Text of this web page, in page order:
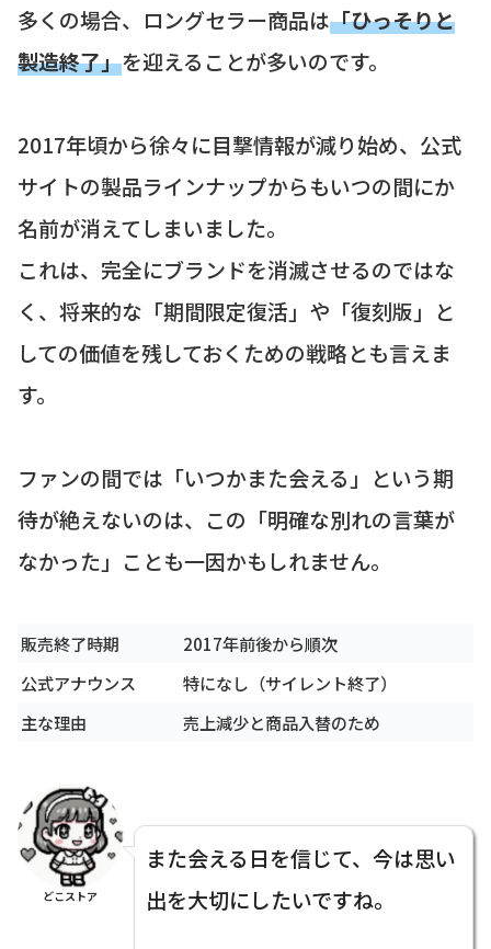
多くの場合、ロングセラー商品は「ひっそりと
製造終了」を迎えることが多いのです。
2017年頃から徐々に目撃情報が減り始め、公式
サイトの製品ラインナップからもいつの間にか
名前が消えてしまいました。
これは、完全にブランドを消滅させるのではな
く、将来的な「期間限定復活」や「復刻版」と
しての価値を残しておくための戦略とも言えま
す。
ファンの間では「いつかまた会える」という期
待が絶えないのは、この「明確な別れの言葉が
なかった」ことも一因かもしれません。
販売終了時期
2017年前後から順次
公式アナウンス
特になし（サイレント終了）
主な理由
売上減少と商品入替のため
どこストア
また会える日を信じて、今は思い
出を大切にしたいですね。